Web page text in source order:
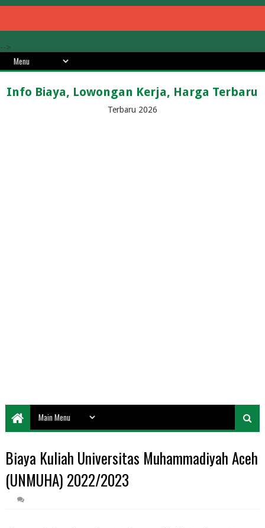
-->
Info Biaya, Lowongan Kerja, Harga Terbaru
Terbaru 2026
Biaya Kuliah Universitas Muhammadiyah Aceh
(UNMUHA) 2022/2023